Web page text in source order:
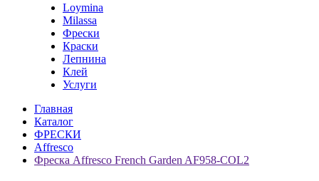
Loymina
Milassa
Фрески
Краски
Лепнина
Клей
Услуги
Главная
Каталог
ФРЕСКИ
Affresco
Фреска Affresco French Garden AF958-COL2